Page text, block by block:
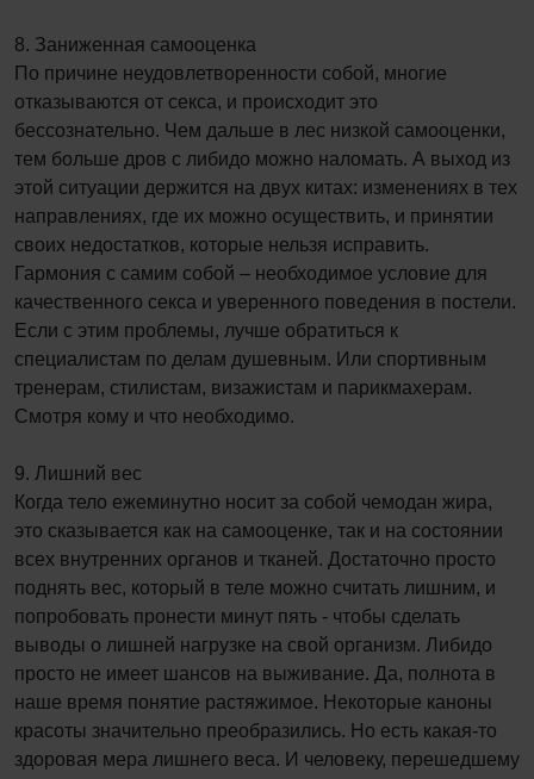
8. Заниженная самооценка
По причине неудовлетворенности собой, многие
отказываются от секса, и происходит это
бессознательно. Чем дальше в лес низкой самооценки,
тем больше дров с либидо можно наломать. А выход из
этой ситуации держится на двух китах: изменениях в тех
направлениях, где их можно осуществить, и принятии
своих недостатков, которые нельзя исправить.
Гармония с самим собой – необходимое условие для
качественного секса и уверенного поведения в постели.
Если с этим проблемы, лучше обратиться к
специалистам по делам душевным. Или спортивным
тренерам, стилистам, визажистам и парикмахерам.
Смотря кому и что необходимо.
9. Лишний вес
Когда тело ежеминутно носит за собой чемодан жира,
это сказывается как на самооценке, так и на состоянии
всех внутренних органов и тканей. Достаточно просто
поднять вес, который в теле можно считать лишним, и
попробовать пронести минут пять - чтобы сделать
выводы о лишней нагрузке на свой организм. Либидо
просто не имеет шансов на выживание. Да, полнота в
наше время понятие растяжимое. Некоторые каноны
красоты значительно преобразились. Но есть какая-то
здоровая мера лишнего веса. И человеку, перешедшему